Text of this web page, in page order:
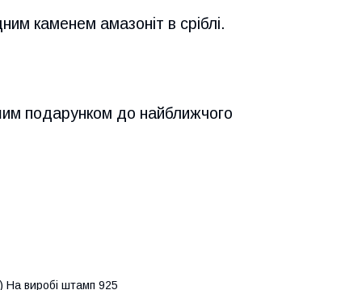
каменем амазоніт в сріблі.
подарунком до найближчого
На виробі штамп 925